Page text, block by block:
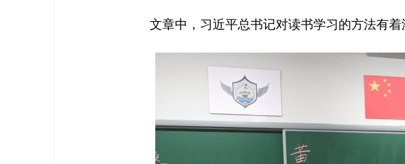
文章中，习近平总书记对读书学习的方法有着